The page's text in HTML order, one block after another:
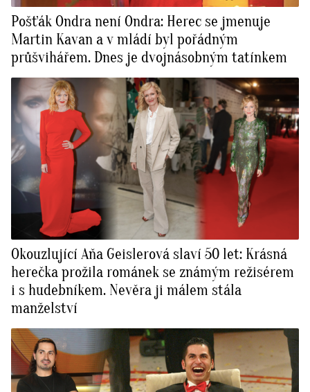
Pošťák Ondra není Ondra: Herec se jmenuje
Martin Kavan a v mládí byl pořádným
průšvihářem. Dnes je dvojnásobným tatínkem
Okouzlující Aňa Geislerová slaví 50 let: Krásná
herečka prožila románek se známým režisérem
i s hudebníkem. Nevěra ji málem stála
manželství